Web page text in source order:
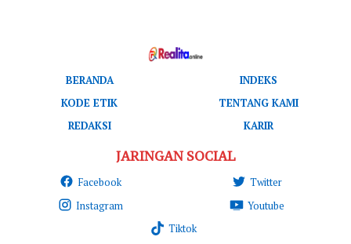
BERANDA
INDEKS
KODE ETIK
TENTANG KAMI
REDAKSI
KARIR
JARINGAN SOCIAL
Facebook
Twitter
Instagram
Youtube
Tiktok